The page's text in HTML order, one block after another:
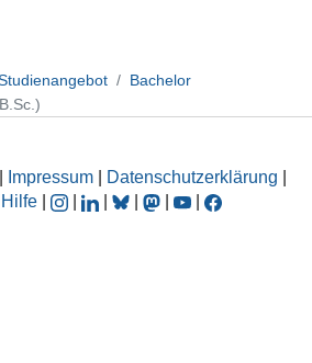
Bachelor
Impressum Datenschutzerklärung
Hilfe